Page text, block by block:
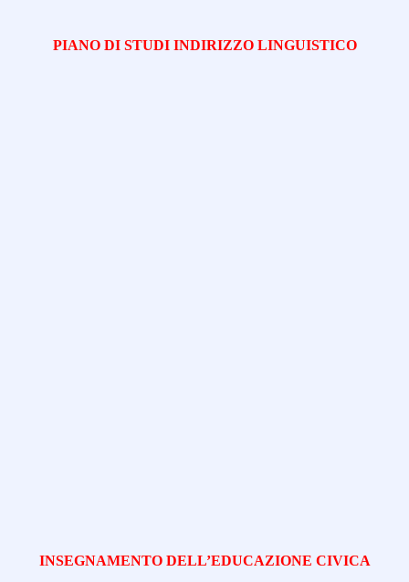
PIANO DI STUDI INDIRIZZO LINGUISTICO
INSEGNAMENTO DELL’EDUCAZIONE CIVICA